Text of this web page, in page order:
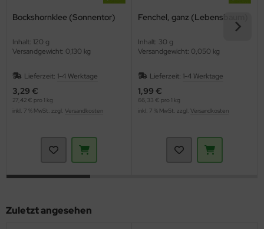
Bockshornklee (Sonnentor)
Inhalt: 120 g
Versandgewicht: 0,130 kg
Lieferzeit: 1-4 Werktage
3,29 €
27,42 € pro 1 kg
inkl. 7 % MwSt. zzgl. Versandkosten
Fenchel, ganz (Lebensbaum)
Inhalt: 30 g
Versandgewicht: 0,050 kg
Lieferzeit: 1-4 Werktage
1,99 €
66,33 € pro 1 kg
inkl. 7 % MwSt. zzgl. Versandkosten
Zuletzt angesehen